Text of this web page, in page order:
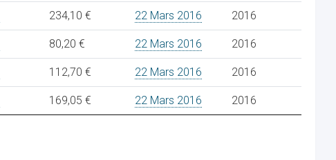
234,10 € 22 Mars 2016 2016
80,20 € 22 Mars 2016 2016
112,70 € 22 Mars 2016 2016
169,05 € 22 Mars 2016 2016